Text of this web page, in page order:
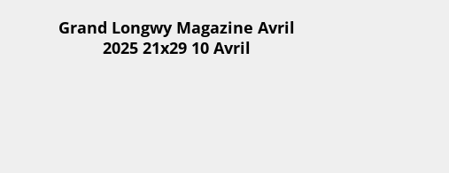
Grand Longwy Magazine Avril
2025 21x29 10 Avril